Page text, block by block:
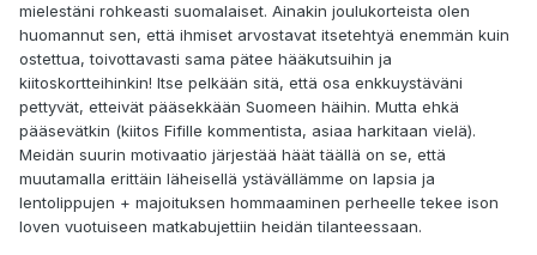
mielestäni rohkeasti suomalaiset. Ainakin joulukorteista olen
huomannut sen, että ihmiset arvostavat itsetehtyä enemmän kuin
ostettua, toivottavasti sama pätee hääkutsuihin ja
kiitoskortteihinkin! Itse pelkään sitä, että osa enkkuystäväni
pettyvät, etteivät pääsekkään Suomeen häihin. Mutta ehkä
pääsevätkin (kiitos Fifille kommentista, asiaa harkitaan vielä).
Meidän suurin motivaatio järjestää häät täällä on se, että
muutamalla erittäin läheisellä ystävällämme on lapsia ja
lentolippujen + majoituksen hommaaminen perheelle tekee ison
loven vuotuiseen matkabujettiin heidän tilanteessaan.